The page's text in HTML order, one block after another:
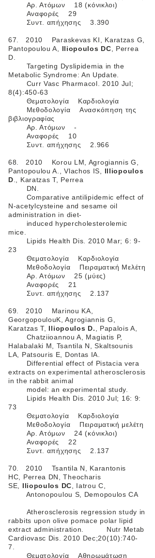
Αρ. Ατόμων 18 (κόνικλοι)
Αναφορές 29
Συντ. απήχησης 3.390
67. 2010 Paraskevas KI, Karatzas G,
Pantopoulou A, Iliopoulos DC , Perrea
D.
Targeting Dyslipidemia in the
Metabolic Syndrome: An Update.
Curr Vasc Pharmacol. 2010 Jul;
8(4):450-63
Θεματολογία Καρδιολογία
Μεθοδολογία Ανασκόπηση της
βιβλιογραφίας
Αρ. Ατόμων -
Αναφορές 10
Συντ. απήχησης 2.966
68. 2010 Korou LM, Agrogiannis G,
Pantopoulou A., Vlachos IS, Illiopoulos
D ., Karatzas T, Perrea
DN.
Comparative antilipidemic effect of
N-acetylcysteine and sesame oil
administration in diet-
induced hypercholesterolemic
mice.
Lipids Health Dis. 2010 Mar; 6: 9-
23
Θεματολογία Καρδιολογία
Μεθοδολογία Πειραματική Μελέτη
Αρ. Ατόμων 25 (μύες)
Αναφορές 21
Συντ. απήχησης 2.137
69. 2010 Marinou KA,
GeorgopoulouK, Agrogiannis G,
Karatzas T, Iliopoulos D. , Papalois A,
Chatziioannou A, Magiatis P,
Halabalaki M, Tsantila N, Skaltsounis
LA, Patsouris E, Dontas IA.
Differential effect of Pistacia vera
extracts on experimental atherosclerosis
in the rabbit animal
model: an experimental study.
Lipids Health Dis. 2010 Jul; 16: 9:
73
Θεματολογία Καρδιολογία
Μεθοδολογία Πειραματική μελέτη
Αρ. Ατόμων 24 (κόνικλοι)
Αναφορές 22
Συντ. απήχησης 2.137
70. 2010 Tsantila N, Karantonis
HC, Perrea DN, Theocharis
SE, Iliopoulos DC , Iatrou C,
Antonopoulou S, Demopoulos CA
Atherosclerosis regression study in
rabbits upon olive pomace polar lipid
extract administration. Nutr Metab
Cardiovasc Dis. 2010 Dec;20(10):740-
7.
Θεματολογία Αθηρωμάτωση